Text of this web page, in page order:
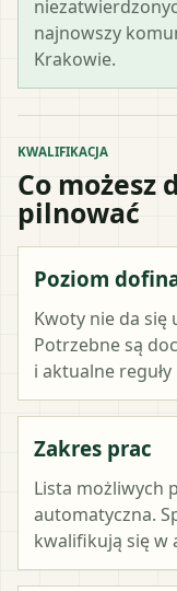
najnowszy
Krakowie.
KWALIFIKACJA
Co możesz
pilnować
Poziom
Kwoty nie da się
Potrzebne są
i aktualne
Zakres prac
Lista możliwych
automatyczna.
kwalifikują się w